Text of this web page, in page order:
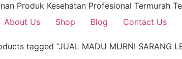
Produk Kesehatan Profesional Termurah
About Us Shop Blog Contact Us
tagged “JUAL MADU MURNI SARANG